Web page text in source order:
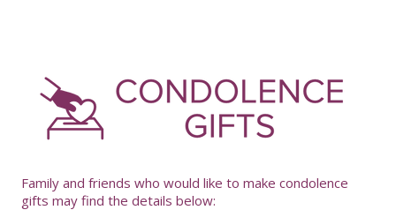
Family and friends who would like to make condolence
gifts may find the details below: